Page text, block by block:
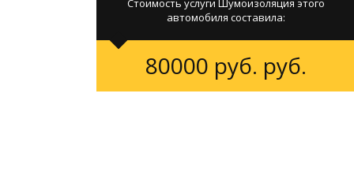
Стоимость услуги Шумоизоляция этого
автомобиля составила:
80000 руб. руб.